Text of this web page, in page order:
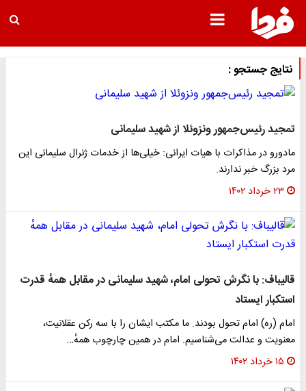
نتایج جستجو :
تمجید رئیس‌جمهور ونزوئلا از شهید سلیمانی
مادورو در مذاکرات با هیات ایرانی: خیلی‌ها از خدمات ژنرال سلیمانی این
مرد بزرگ خبر ندارند.
۲۳ خرداد ۱۴۰۲
قالیباف: با نگرش تحولی امام، شهید سلیمانی در مقابل همهٔ قدرت
استکبار ایستاد
امام (ره) امام تحول بودند. ما مکتب ایشان را با سه رکن عقلانیت،
معنویت و عدالت می‌شناسیم. امام در همین چارچوب همهٔ…
۱۵ خرداد ۱۴۰۲